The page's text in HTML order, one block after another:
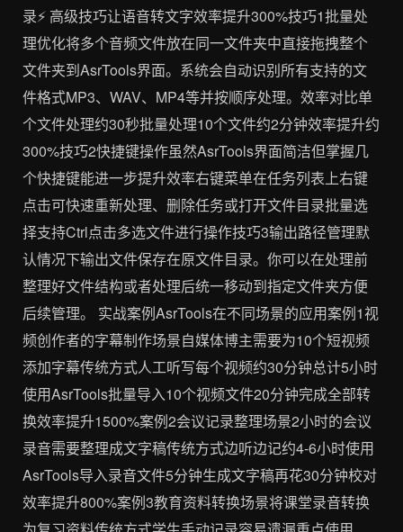
录⚡ 高级技巧让语音转文字效率提升300%技巧1批量处
理优化将多个音频文件放在同一文件夹中直接拖拽整个
文件夹到AsrTools界面。系统会自动识别所有支持的文
件格式MP3、WAV、MP4等并按顺序处理。效率对比单
个文件处理约30秒批量处理10个文件约2分钟效率提升约
300%技巧2快捷键操作虽然AsrTools界面简洁但掌握几
个快捷键能进一步提升效率右键菜单在任务列表上右键
点击可快速重新处理、删除任务或打开文件目录批量选
择支持Ctrl点击多选文件进行操作技巧3输出路径管理默
认情况下输出文件保存在原文件目录。你可以在处理前
整理好文件结构或者处理后统一移动到指定文件夹方便
后续管理。 实战案例AsrTools在不同场景的应用案例1视
频创作者的字幕制作场景自媒体博主需要为10个短视频
添加字幕传统方式人工听写每个视频约30分钟总计5小时
使用AsrTools批量导入10个视频文件20分钟完成全部转
换效率提升1500%案例2会议记录整理场景2小时的会议
录音需要整理成文字稿传统方式边听边记约4-6小时使用
AsrTools导入录音文件5分钟生成文字稿再花30分钟校对
效率提升800%案例3教育资料转换场景将课堂录音转换